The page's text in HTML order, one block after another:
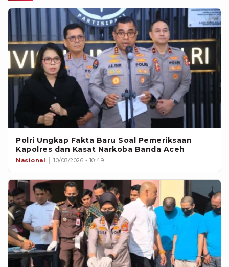
Polri Ungkap Fakta Baru Soal Pemeriksaan
Kapolres dan Kasat Narkoba Banda Aceh
Nasional 10/08/2026 - 10:49